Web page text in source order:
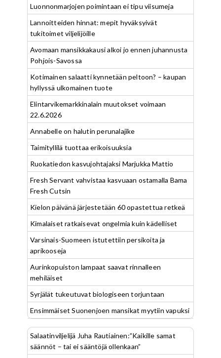
Luonnonmarjojen poimintaan ei tipu viisumeja
Lannoitteiden hinnat: mepit hyväksyivät
tukitoimet viljelijöille
Avomaan mansikkakausi alkoi jo ennen juhannusta
Pohjois-Savossa
Kotimainen salaatti kynnetään peltoon? – kaupan
hyllyssä ulkomainen tuote
Elintarvikemarkkinalain muutokset voimaan
22.6.2026
Annabelle on halutin perunalajike
Taimityllilä tuottaa erikoisuuksia
Ruokatiedon kasvujohtajaksi Marjukka Mattio
Fresh Servant vahvistaa kasvuaan ostamalla Bama
Fresh Cutsin
Kielon päivänä järjestetään 60 opastettua retkeä
Kimalaiset ratkaisevat ongelmia kuin kädelliset
Varsinais-Suomeen istutettiin persikoita ja
aprikooseja
Aurinkopuiston lampaat saavat rinnalleen
mehiläiset
Syrjälät tukeutuvat biologiseen torjuntaan
Ensimmäiset Suonenjoen mansikat myytiin vapuksi
Salaatinviljelijä Juha Rautiainen:”Kaikille samat
säännöt – tai ei sääntöjä ollenkaan”